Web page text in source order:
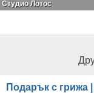
Студио Лотос
Подарък с грижа